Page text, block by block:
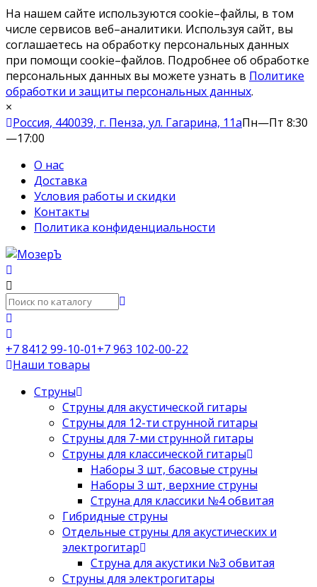
На нашем сайте используются cookie–файлы, в том
числе сервисов веб–аналитики. Используя сайт, вы
соглашаетесь на обработку персональных данных
при помощи cookie–файлов. Подробнее об обработке
персональных данных вы можете узнать в Политике
обработки и защиты персональных данных.
×
Россия, 440039, г. Пенза, ул. Гагарина, 11аПн—Пт 8:30
—17:00
О нас
Доставка
Условия работы и скидки
Контакты
Политика конфиденциальности
+7 8412 99-10-01+7 963 102-00-22
Наши товары
Струны
Струны для акустической гитары
Струны для 12-ти струнной гитары
Струны для 7-ми струнной гитары
Струны для классической гитары
Наборы 3 шт, басовые струны
Наборы 3 шт, верхние струны
Струна для классики №4 обвитая
Гибридные струны
Отдельные струны для акустических и
электрогитар
Струна для акустики №3 обвитая
Струны для электрогитары